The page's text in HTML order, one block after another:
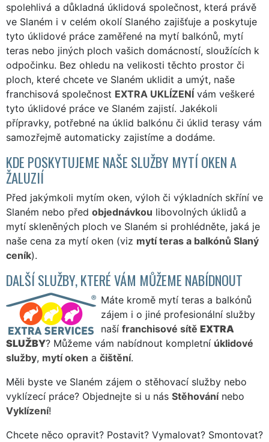
spolehlivá a důkladná úklidová společnost, která právě
ve Slaném i v celém okolí Slaného zajišťuje a poskytuje
tyto úklidové práce zaměřené na mytí balkónů, mytí
teras nebo jiných ploch vašich domácností, sloužících k
odpočinku. Bez ohledu na velikosti těchto prostor či
ploch, které chcete ve Slaném uklidit a umýt, naše
franchisová společnost EXTRA UKLÍZENÍ vám veškeré
tyto úklidové práce ve Slaném zajistí. Jakékoli
přípravky, potřebné na úklid balkónu či úklid terasy vám
samozřejmě automaticky zajistíme a dodáme.
KDE POSKYTUJEME NAŠE SLUŽBY MYTÍ OKEN A
ŽALUZIÍ
Před jakýmkoli mytím oken, výloh či výkladních skříní ve
Slaném nebo před objednávkou libovolných úklidů a
mytí skleněných ploch ve Slaném si prohlédněte, jaká je
naše cena za mytí oken (viz mytí teras a balkónů Slaný
ceník).
DALŠÍ SLUŽBY, KTERÉ VÁM MŮŽEME NABÍDNOUT
Máte kromě mytí teras a balkónů
zájem i o jiné profesionální služby
naší franchisové sítě EXTRA
SLUŽBY? Můžeme vám nabídnout kompletní úklidové
služby, mytí oken a čištění.
Měli byste ve Slaném zájem o stěhovací služby nebo
vyklízecí práce? Objednejte si u nás Stěhovánínebo
Vyklízení!
Chcete něco opravit? Postavit? Vymalovat? Smontovat?